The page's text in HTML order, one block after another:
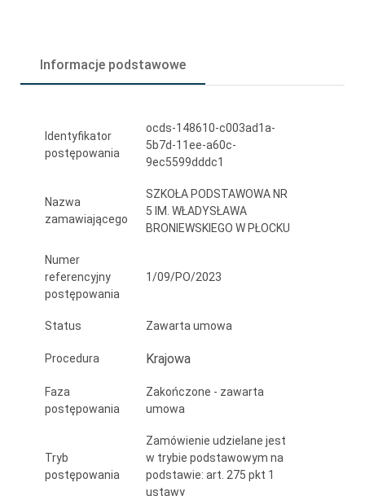
nr
5
Władysława
do
kotłownia
od
2023.
Informacje podstawowe
Identyfikator
postępowania
ocds-148610-c003ad1a-
5b7d-11ee-a60c-
9ec5599dddc1
Nazwa
zamawiającego
SZKOŁA PODSTAWOWA NR
5 IM. WŁADYSŁAWA
BRONIEWSKIEGO W PŁOCKU
Numer
referencyjny
postępowania
1/09/PO/2023
Status Zawarta umowa
Procedura Krajowa
Faza
postępowania
Zakończone - zawarta
umowa
Tryb
postępowania
Zamówienie udzielane jest
w trybie podstawowym na
podstawie: art. 275 pkt 1
ustawy